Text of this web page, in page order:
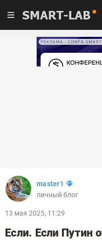
SMART-LAB
РЕКЛАМА •
master1
личный блог
13 мая 2025, 11:29
Если. Если Путин